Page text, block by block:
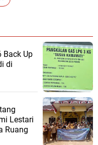
Back Up
di
Lestari
Ruang